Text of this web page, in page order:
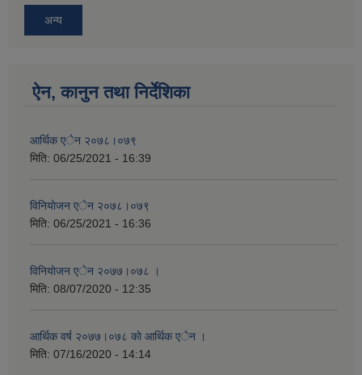
अन्य
ऐन, कानुन तथा निर्देशिका
आर्थिक एेन २०७८।०७९
मिति: 06/25/2021 - 16:39
विनियाेजन एेन २०७८।०७९
मिति: 06/25/2021 - 16:36
विनियाेजन एेन २०७७।०७८ ।
मिति: 08/07/2020 - 12:35
आर्थिक वर्ष २०७७।०७८ काे आर्थिक एेन ।
मिति: 07/16/2020 - 14:14